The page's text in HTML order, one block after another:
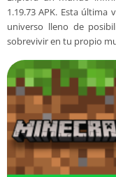
1.19.73 APK. Esta
universo lleno de
sobrevivir en tu propio